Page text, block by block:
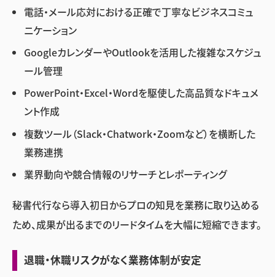
電話・メール応対における正確で丁寧なビジネスコミュ
ニケーション
GoogleカレンダーやOutlookを活用した複雑なスケジュ
ール管理
PowerPoint・Excel・Wordを駆使した高品質なドキュメ
ント作成
複数ツール（Slack・Chatwork・Zoomなど）を横断した
業務連携
業界動向や競合情報のリサーチとレポーティング
秘書代行なら導入初日からプロの知見を業務に取り込める
ため、成果が出るまでのリードタイムを大幅に短縮できます。
退職・休職リスクがなく業務体制が安定